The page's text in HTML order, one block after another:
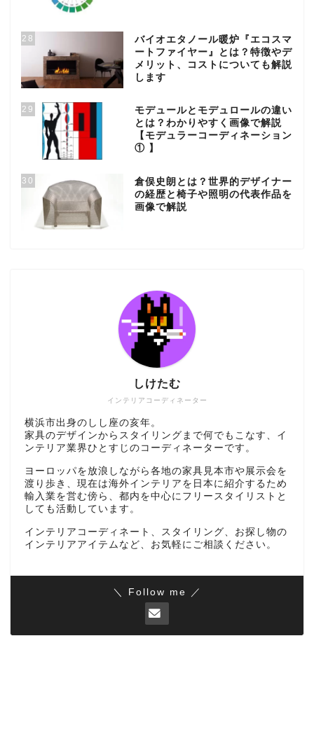
28
バイオエタノール暖炉『エコスマ
ートファイヤー』とは？特徴やデ
メリット、コストについても解説
します
29
モデュールとモデュロールの違い
とは？わかりやすく画像で解説
【モデュラーコーディネーション
① 】
30
倉俣史朗とは？世界的デザイナー
の経歴と椅子や照明の代表作品を
画像で解説
インテリアコーディネーター
しけたむ
横浜市出身のしし座の亥年。
家具のデザインからスタイリングまで何でもこなす、イ
ンテリア業界ひとすじのコーディネーターです。
ヨーロッパを放浪しながら各地の家具見本市や展示会を
渡り歩き、現在は海外インテリアを日本に紹介するため
輸入業を営む傍ら、都内を中心にフリースタイリストと
しても活動しています。
インテリアコーディネート、スタイリング、お探し物の
インテリアアイテムなど、お気軽にご相談ください。
＼ Follow me ／